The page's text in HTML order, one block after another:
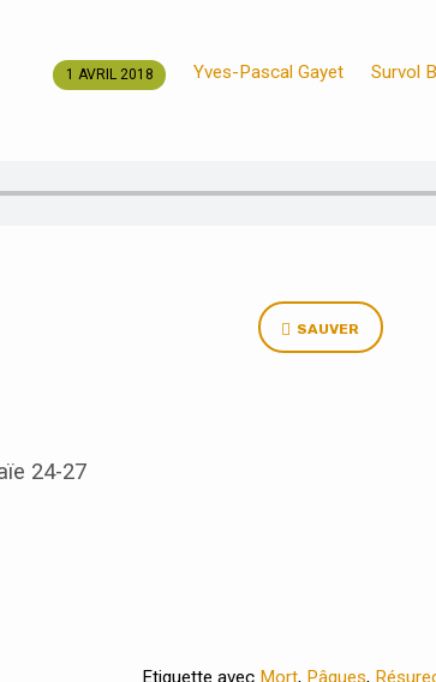
1 AVRIL 2018 Yves-Pascal Gayet Survol
SAUVER
24-27
Etiquette avec Mort, Pâques,